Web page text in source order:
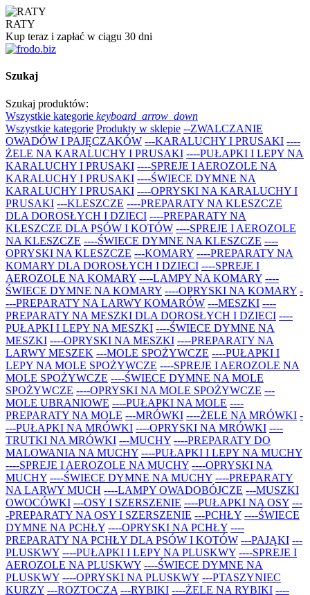
RATY
Kup teraz i zapłać w ciągu 30 dni
Szukaj
Szukaj produktów:
Wszystkie kategorie keyboard_arrow_down
Wszystkie kategorie Produkty w sklepie --ZWALCZANIE
OWADÓW I PAJĘCZAKÓW ---KARALUCHY I PRUSAKI ----
ŻELE NA KARALUCHY I PRUSAKI ----PUŁAPKI I LEPY NA
KARALUCHY I PRUSAKI ----SPREJE I AEROZOLE NA
KARALUCHY I PRUSAKI ----ŚWIECE DYMNE NA
KARALUCHY I PRUSAKI ----OPRYSKI NA KARALUCHY I
PRUSAKI ---KLESZCZE ----PREPARATY NA KLESZCZE
DLA DOROSŁYCH I DZIECI ----PREPARATY NA
KLESZCZE DLA PSÓW I KOTÓW ----SPREJE I AEROZOLE
NA KLESZCZE ----ŚWIECE DYMNE NA KLESZCZE ----
OPRYSKI NA KLESZCZE ---KOMARY ----PREPARATY NA
KOMARY DLA DOROSŁYCH I DZIECI ----SPREJE I
AEROZOLE NA KOMARY ----LAMPY NA KOMARY ----
ŚWIECE DYMNE NA KOMARY ----OPRYSKI NA KOMARY -
---PREPARATY NA LARWY KOMARÓW ---MESZKI ----
PREPARATY NA MESZKI DLA DOROSŁYCH I DZIECI ----
PUŁAPKI I LEPY NA MESZKI ----ŚWIECE DYMNE NA
MESZKI ----OPRYSKI NA MESZKI ----PREPARATY NA
LARWY MESZEK ---MOLE SPOŻYWCZE ----PUŁAPKI I
LEPY NA MOLE SPOŻYWCZE ----SPREJE I AEROZOLE NA
MOLE SPOŻYWCZE ----ŚWIECE DYMNE NA MOLE
SPOŻYWCZE ----OPRYSKI NA MOLE SPOŻYWCZE ---
MOLE UBRANIOWE ----PUŁAPKI NA MOLE ----
PREPARATY NA MOLE ---MRÓWKI ----ŻELE NA MRÓWKI -
---PUŁAPKI NA MRÓWKI ----OPRYSKI NA MRÓWKI ----
TRUTKI NA MRÓWKI ---MUCHY ----PREPARATY DO
MALOWANIA NA MUCHY ----PUŁAPKI I LEPY NA MUCHY
----SPREJE I AEROZOLE NA MUCHY ----OPRYSKI NA
MUCHY ----ŚWIECE DYMNE NA MUCHY ----PREPARATY
NA LARWY MUCH ----LAMPY OWADOBÓJCZE ---MUSZKI
OWOCÓWKI ---OSY I SZERSZENIE ----PUŁAPKI NA OSY ---
-PREPARATY NA OSY I SZERSZENIE ---PCHŁY ----ŚWIECE
DYMNE NA PCHŁY ----OPRYSKI NA PCHŁY ----
PREPARATY NA PCHŁY DLA PSÓW I KOTÓW ---PAJĄKI ---
PLUSKWY ----PUŁAPKI I LEPY NA PLUSKWY ----SPREJE I
AEROZOLE NA PLUSKWY ----ŚWIECE DYMNE NA
PLUSKWY ----OPRYSKI NA PLUSKWY ---PTASZYNIEC
KURZY ---ROZTOCZA ---RYBIKI ----ŻELE NA RYBIKI ----